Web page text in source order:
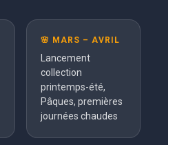
🌸 MARS – AVRIL
Lancement
collection
printemps-été,
Pâques, premières
journées chaudes